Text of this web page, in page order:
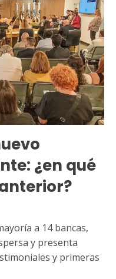
¿en qué
a 14 bancas,
y presenta
y primeras